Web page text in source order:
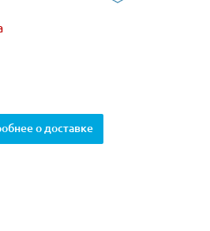
о доставке